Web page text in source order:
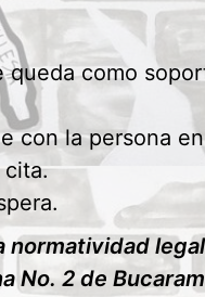
queda como
con la persona
cita.
normatividad
No. 2 de